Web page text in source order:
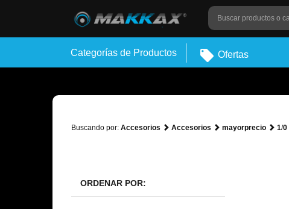
Categorías de Productos Ofertas
Buscando por: Accesorios Accesorios mayorprecio 1/0
ORDENAR POR: